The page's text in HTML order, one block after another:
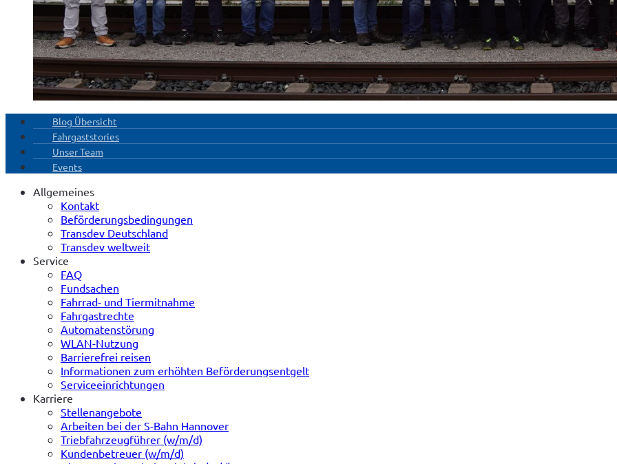
Blog Übersicht
Fahrgaststories
Unser Team
Events
Allgemeines
Kontakt
Beförderungsbedingungen
Transdev Deutschland
Transdev weltweit
Service
FAQ
Fundsachen
Fahrrad- und Tiermitnahme
Fahrgastrechte
Automatenstörung
WLAN-Nutzung
Barrierefrei reisen
Informationen zum erhöhten Beförderungsentgelt
Serviceeinrichtungen
Karriere
Stellenangebote
Arbeiten bei der S-Bahn Hannover
Triebfahrzeugführer (w/m/d)
Kundenbetreuer (w/m/d)